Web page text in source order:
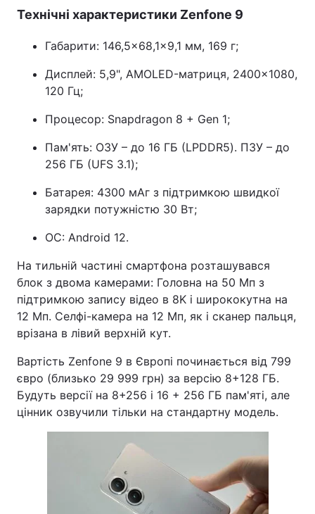
Технічні характеристики Zenfone 9
Габарити: 146,5×68,1×9,1 мм, 169 г;
Дисплей: 5,9", AMOLED-матриця, 2400×1080,
120 Гц;
Процесор: Snapdragon 8 + Gen 1;
Пам'ять: ОЗУ – до 16 ГБ (LPDDR5). ПЗУ – до
256 ГБ (UFS 3.1);
Батарея: 4300 мАг з підтримкою швидкої
зарядки потужністю 30 Вт;
ОС: Android 12.
На тильній частині смартфона розташувався
блок з двома камерами: Головна на 50 Мп з
підтримкою запису відео в 8K і ширококутна на
12 Мп. Селфі-камера на 12 Мп, як і сканер пальця,
врізана в лівий верхній кут.
Вартість Zenfone 9 в Європі починається від 799
євро (близько 29 999 грн) за версію 8+128 ГБ.
Будуть версії на 8+256 і 16 + 256 ГБ пам'яті, але
цінник озвучили тільки на стандартну модель.